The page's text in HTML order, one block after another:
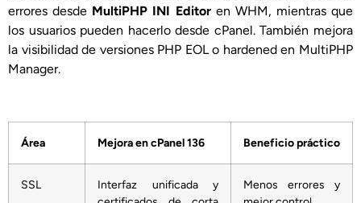
errores desde MultiPHP INI Editoren WHM, mientras que
los usuarios pueden hacerlo desde cPanel. También mejora
la visibilidad de versiones PHP EOL o hardened en MultiPHP
Manager.
Área Mejora en cPanel 136 Beneficio práctico
SSL
Interfaz unificada y
Menos errores y